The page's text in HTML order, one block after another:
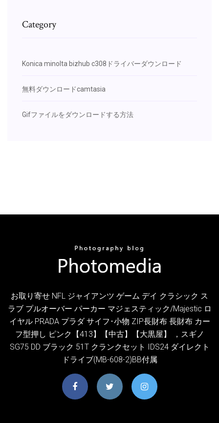
Category
Konica minolta bizhub c308ドライバーダウンロード
無料ダウンロードcamtasia
Gifファイルをダウンロードする方法
お取り寄せ NFL ジャイアンツ ゲーム デイ クラシック ス
ラブ プルオーバー パーカー マジェスティック/Majestic ロ
イヤル PRADA プラダ サイフ･小物 ZIP長財布 長財布 カー
フ型押し ピンク【413】【中古】【大黒屋】 ，スギノ
SG75 DD ブラック 51T クランクセット IDS24 ダイレクト
ドライブ(MB-608-2)BB付属